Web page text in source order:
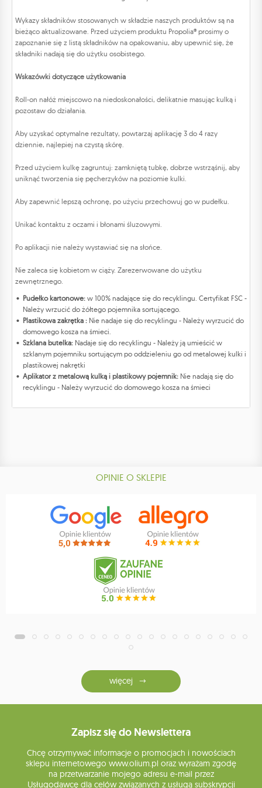
Wykazy składników stosowanych w składzie naszych produktów są na
bieżąco aktualizowane. Przed użyciem produktu Propolia® prosimy o
zapoznanie się z listą składników na opakowaniu, aby upewnić się, że
składniki nadają się do użytku osobistego.
Wskazówki dotyczące użytkowania
Roll-on nałóż miejscowo na niedoskonałości, delikatnie masując kulką i
pozostaw do działania.
Aby uzyskać optymalne rezultaty, powtarzaj aplikację 3 do 4 razy
dziennie, najlepiej na czystą skórę.
Przed użyciem kulkę zagruntuj: zamkniętą tubkę, dobrze wstrząśnij, aby
uniknąć tworzenia się pęcherzyków na poziomie kulki.
Aby zapewnić lepszą ochronę, po użyciu przechowuj go w pudełku.
Unikać kontaktu z oczami i błonami śluzowymi.
Po aplikacji nie należy wystawiać się na słońce.
Nie zaleca się kobietom w ciąży. Zarezerwowane do użytku
zewnętrznego.
Pudełko kartonowe: w 100% nadające się do recyklingu. Certyfikat FSC -
Należy wrzucić do żółtego pojemnika sortującego.
Plastikowa zakrętka : Nie nadaje się do recyklingu - Należy wyrzucić do
domowego kosza na śmieci.
Szklana butelka: Nadaje się do recyklingu - Należy ją umieścić w
szklanym pojemniku sortującym po oddzieleniu go od metalowej kulki i
plastikowej nakrętki
Aplikator z metalową kulką i plastikowy pojemnik: Nie nadają się do
recyklingu - Należy wyrzucić do domowego kosza na śmieci
OPINIE O SKLEPIE
więcej
Zapisz się do Newslettera
Chcę otrzymywać informacje o promocjach i nowościach
sklepu internetowego www.olium.pl oraz wyrażam zgodę
na przetwarzanie mojego adresu e-mail przez
Usługodawcę dla celów związanych z usługą subskrypcji